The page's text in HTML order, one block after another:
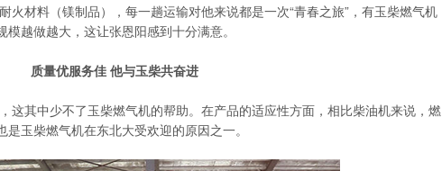
材料（镁制品），每一趟运输对他来说都是一次“青春之旅”，有玉柴燃气机
越做越大，这让张恩阳感到十分满意。
质量优服务佳 他与玉柴共奋进
其中少不了玉柴燃气机的帮助。在产品的适应性方面，相比柴油机来说，燃
玉柴燃气机在东北大受欢迎的原因之一。